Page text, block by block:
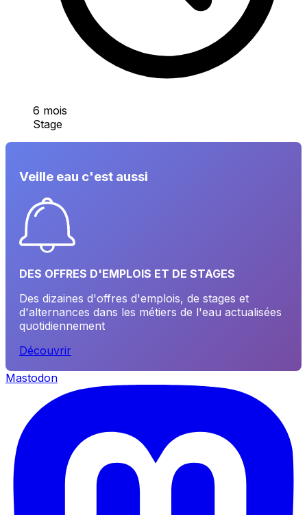
6 mois
Stage
Veille eau c'est aussi
DES OFFRES D'EMPLOIS ET DE STAGES
Des dizaines d'offres d'emplois, de stages et
d'alternances dans les métiers de l'eau actualisées
quotidiennement
Découvrir
Mastodon